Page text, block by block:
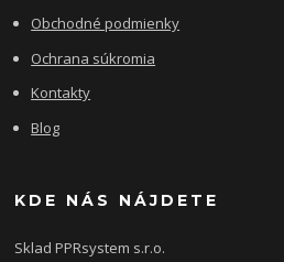
Obchodné podmienky
Ochrana súkromia
Kontakty
Blog
KDE NÁS NÁJDETE
Sklad PPRsystem s.r.o.